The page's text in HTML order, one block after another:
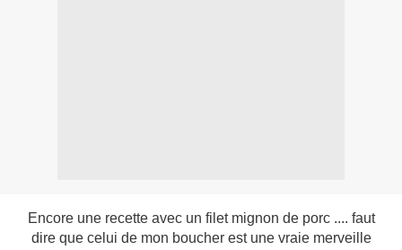
Encore une recette avec un filet mignon de porc .... faut
dire que celui de mon boucher est une vraie merveille